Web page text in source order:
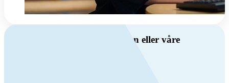
Har du spørsmål om ventilasjon eller våre